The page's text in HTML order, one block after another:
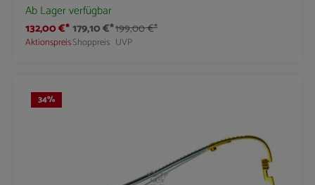
Ab Lager verfügbar
132,00 €*
Aktionspreis
179,10 €*
Shoppreis
199,00 €*
UVP
34%